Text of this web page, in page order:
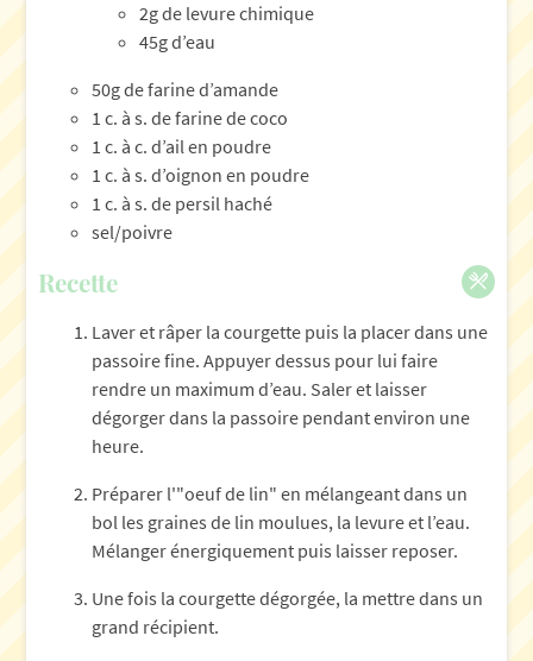
2g de levure chimique
45g d’eau
50g de farine d’amande
1 c. à s. de farine de coco
1 c. à c. d’ail en poudre
1 c. à s. d’oignon en poudre
1 c. à s. de persil haché
sel/poivre
Recette
Laver et râper la courgette puis la placer dans une
passoire fine. Appuyer dessus pour lui faire
rendre un maximum d’eau. Saler et laisser
dégorger dans la passoire pendant environ une
heure.
Préparer l'"oeuf de lin" en mélangeant dans un
bol les graines de lin moulues, la levure et l’eau.
Mélanger énergiquement puis laisser reposer.
Une fois la courgette dégorgée, la mettre dans un
grand récipient.